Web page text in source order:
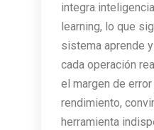
integra
learning, lo que
sistema aprende
cada operación
el margen de
rendimiento,
herramienta